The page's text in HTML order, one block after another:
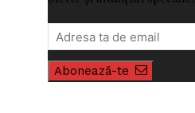
Abonează-te